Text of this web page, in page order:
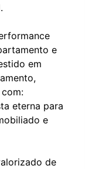
e
em
eterna para
e
de